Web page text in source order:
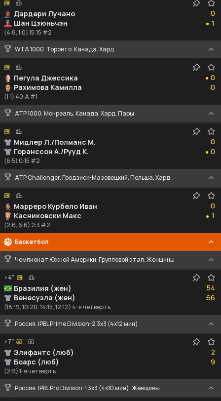
Дардери Лучано
Шан Цзюньчэн
0
0
●
1
1
(4:6, 1:0) 15:15 #2
WTA 1000. Торонто. Канада. Хард
Пегула Джессика
Рахимова Камилла
●
0
0
0
0
(1:1) 40:A #1
ATP 1000. Монреаль. Канада. Хард. Пары
Мидлер Л./Полманс М.
Горанссон А./Рууд К.
0
0
●
0
0
(6:5) 0:15 #2
ATP Challenger. Гродзиск-Мазовецкий. Польша. Хард
Марреро Курбело Иван
Касниковски Макс
0
0
●
1
1
(2:6, 6:6) 2:3 #2
Баскетбол
Чемпионат Южной Америки. Групповой этап. Женщины
<4"
Бразилия (жен)
Венесуэла (жен)
54
54
66
66
(18:19, 10:20, 14:15, 12:12) 4-я четверть
Россия. IPBL Prime Division-2 3x3 (4x12 мин)
<7"
Элифантс (люб)
Боарс (люб)
2
2
9
9
(2:9) 1-я четверть
Россия. IPBL Pro Division-1 3x3 (4x10 мин). Женщины